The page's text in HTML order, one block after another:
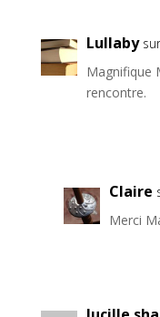
Lullaby
Magnifique
rencontre.
Claire
Merci